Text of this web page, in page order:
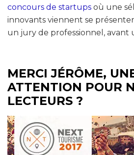
concours de startups où une
innovants viennent se
un jury de professionnel, avant
MERCI JÉRÔME,
ATTENTION POUR
LECTEURS ?